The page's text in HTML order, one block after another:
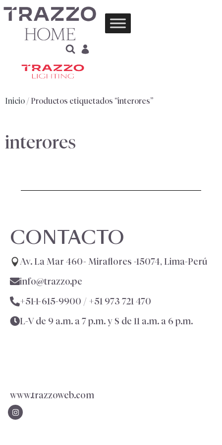
Inicio / Productos etiquetados “interores”
interores
CONTACTO
Av. La Mar 460- Miraflores -15074, Lima-Perú
info@trazzo.pe
+51-1-615-9900 / +51 973 721 470
L-V de 9 a.m. a 7 p.m. y S de 11 a.m. a 6 p.m.
www.trazzoweb.com